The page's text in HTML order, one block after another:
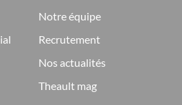
notre équipe
recrutement
nos actualités
theault mag